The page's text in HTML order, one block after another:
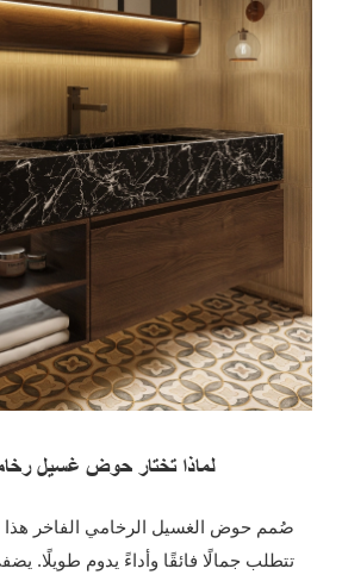
لماذا تختار حوض غسيل
صُمم حوض الغسيل الرخامي الفاخر هذا
تتطلب جمالًا فائقًا وأداءً يدوم طويلًا.